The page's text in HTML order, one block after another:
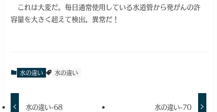
これは大変だ。毎日通常使用している水道管から発がんの許
容量を大きく超えて検出。異常だ！
水の違い 水の違い
水の違い-68 水の違い-70